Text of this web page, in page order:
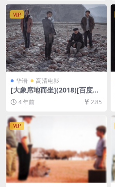
VIP
华语 高清电影
[大象席地而坐](2018)[百度网
盘+夸克网盘+迅雷云盘资源10
80P超清未删减][MP4/14GB]
[中文字幕]
4 年前 2.85
VIP